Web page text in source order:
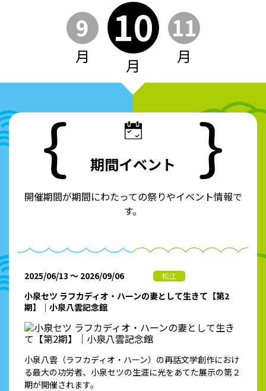
9
月
10
月
11
月
期間イベント
開催期間が期間にわたっての祭りやイベント情報で
す。
2025/06/13 ～ 2026/09/06 松江
小泉セツ ラフカディオ・ハーンの妻として生きて【第2
期】｜小泉八雲記念館
小泉八雲（ラフカディオ・ハーン）の再話文学創作におけ
る最大の功労者、小泉セツの生涯に光をあてた展示の第２
期が開催されます。